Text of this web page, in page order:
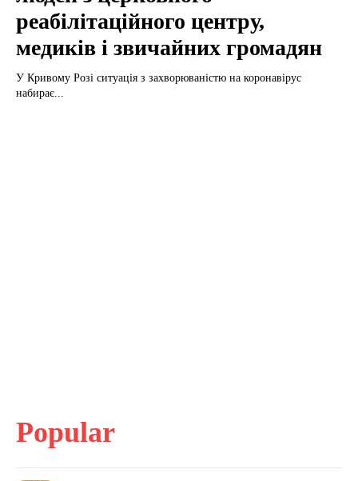
реабілітаційного центру,
медиків і звичайних громадян
У Кривому Розі ситуація з захворюваністю на коронавірус
набирає...
Popular